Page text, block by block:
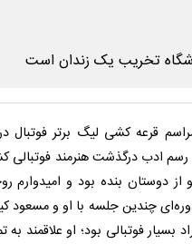
قرعه کشی لیگ برتر
ادب درگذشت هنرمند فوتبالی
دوستان بنده بود و
چندین جلسه با او و مسعود
بسیار فوتبالی بود؛ او علاقمند